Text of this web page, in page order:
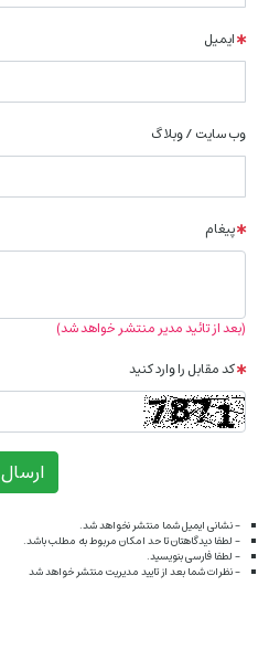
ایمیل
وب سایت / وبلاگ
پیغام
(بعد از تائید مدیر منتشر خواهد شد)
کد مقابل را وارد کنید
ارسال
- نشانی ایمیل شما منتشر نخواهد شد.
- لطفا دیدگاهتان تا حد امکان مربوط به مطلب باشد.
- لطفا فارسی بنویسید.
- نظرات شما بعد از تایید مدیریت منتشر خواهد شد